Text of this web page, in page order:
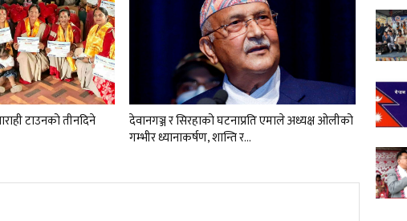
टाउनको तीनदिने
देवानगञ्ज र सिरहाको घटनाप्रति एमाले अध्यक्ष ओलीको
गम्भीर ध्यानाकर्षण, शान्ति र…